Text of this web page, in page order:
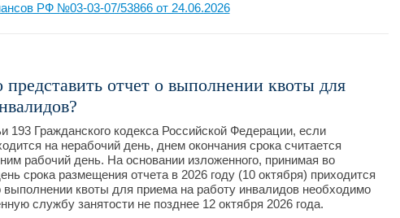
РФ №03-03-07/53866 от 24.06.2026
отчет о выполнении квоты для
193 Гражданского кодекса Российской Федерации, если
на нерабочий день, днем окончания срока считается
рабочий день. На основании изложенного, принимая во
срока размещения отчета в 2026 году (10 октября) приходится
выполнении квоты для приема на работу инвалидов необходимо
службу занятости не позднее 12 октября 2026 года.